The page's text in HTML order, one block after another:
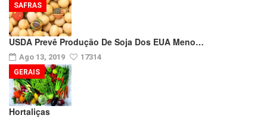
USDA Prevê Produção De Soja Dos EUA Meno…
Ago 13, 2019 17314
SAFRAS
Hortaliças
GERAIS